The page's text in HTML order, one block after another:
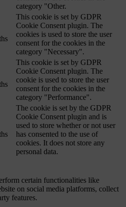
category "Other.
This cookie is set by GDPR
Cookie Consent plugin. The
cookies is used to store the user
consent for the cookies in the
category "Necessary".
This cookie is set by GDPR
Cookie Consent plugin. The
cookie is used to store the user
consent for the cookies in the
category "Performance".
The cookie is set by the GDPR
Cookie Consent plugin and is
used to store whether or not user
has consented to the use of
cookies. It does not store any
personal data.
certain functionalities like
on social media platforms, collect
features.